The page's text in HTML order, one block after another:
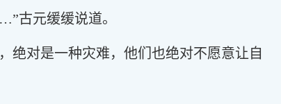
古元缓缓说道。
绝对是一种灾难，他们也绝对不愿意让自